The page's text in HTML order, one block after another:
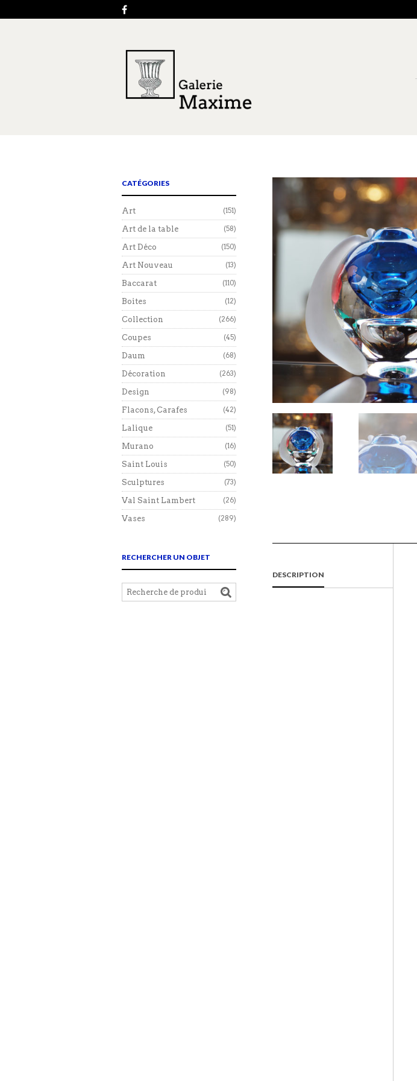
DESCRIPTION
CATÉGORIES
Art (151)
Art de la table (58)
Art Déco (150)
Art Nouveau (13)
Baccarat (110)
Boites (12)
Collection (266)
Coupes (45)
Daum (68)
Décoration (263)
Design (98)
Flacons, Carafes (42)
Lalique (51)
Murano (16)
Saint Louis (50)
Sculptures (73)
Val Saint Lambert (26)
Vases (289)
RECHERCHER UN OBJET